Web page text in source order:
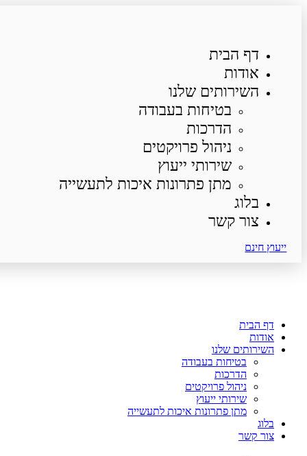
דף הבית
אודות
השירותים שלנו
בטיחות בעבודה
הדרכות
ניהול פרויקטים
שירותי ייעוץ
מתן פתרונות איכות לתעשייה
בלוג
צור קשר
ייעוץ חינם
דף הבית
אודות
השירותים שלנו
בטיחות בעבודה
הדרכות
ניהול פרויקטים
שירותי ייעוץ
מתן פתרונות איכות לתעשייה
בלוג
צור קשר